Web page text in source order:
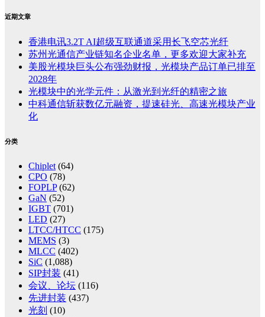
近期文章
香港电讯3.2T AI超级互联通道采用长飞空芯光纤
苏州光通信产业链知名企业名单，更多欢迎大家补充
美股光模块巨头公布强劲财报，光模块产品订单已排至
2028年
光模块中的光学元件：从激光到光纤的精密之旅
中科通信斩获数亿元融资，提速硅光、高速光模块产业
化
分类
Chiplet (64)
CPO (78)
FOPLP(62)
GaN (52)
IGBT (701)
LED (27)
LTCC/HTCC (175)
MEMS (3)
MLCC (402)
SiC (1,088)
SIP封装 (41)
会议、论坛 (116)
先进封装 (437)
光刻 (10)